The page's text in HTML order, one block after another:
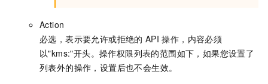
Action
必选，表示要允许或拒绝的 API 操作，内容必须
以"kms:"开头。操作权限列表的范围如下，如果您设置了
列表外的操作，设置后也不会生效。